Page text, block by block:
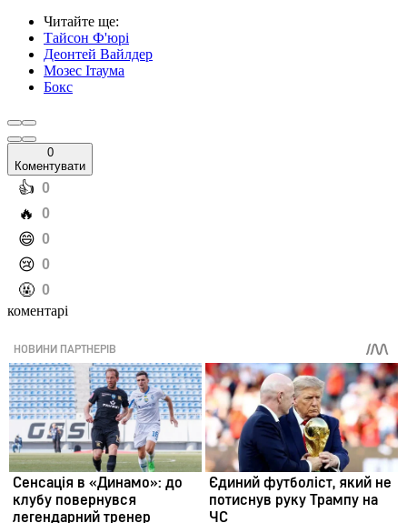
Читайте ще:
Тайсон Ф'юрі
Деонтей Вайлдер
Мозес Ітаума
Бокс
0
Коментувати
️👍 0
️🔥 0
️😄 0
️😢 0
️🤬 0
коментарі